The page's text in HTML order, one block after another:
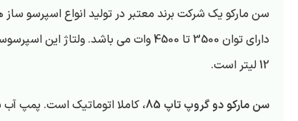
سن مارکو یک شرکت برند معتبر در تولید انواع اسپرسو
12 لیتر است.
سن مارکو دو گروپ تاپ 85